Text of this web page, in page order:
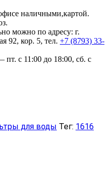
наличными,картой.
можно по адресу: г.
92, кор. 5, тел. +7 (8793) 33-
с 11:00 до 18:00, сб. с
для воды Тег: 1616